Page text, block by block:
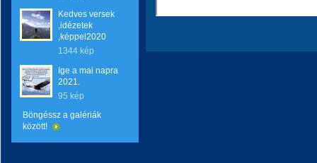
Kedves versek
,idézetek
,képpel2020
1344 kép
Ige a mai napra
2021.
95 kép
Böngéssz a galériák
között!